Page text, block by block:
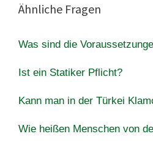
Ähnliche Fragen
Was sind die
Ist ein Statiker Pflicht?
Kann man in der Türkei
Wie heißen Menschen von